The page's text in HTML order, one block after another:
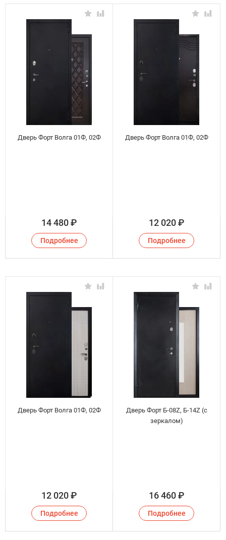
Дверь Форт Волга 01Ф, 02Ф
14 480₽
Подробнее
Дверь Форт Волга 01Ф, 02Ф
12 020₽
Подробнее
Дверь Форт Волга 01Ф, 02Ф
12 020₽
Подробнее
Дверь Форт Б-08Z, Б-14Z (с
зеркалом)
16 460₽
Подробнее